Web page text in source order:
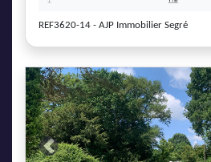
REF3620-14 - AJP Immobilier Segré
Previous